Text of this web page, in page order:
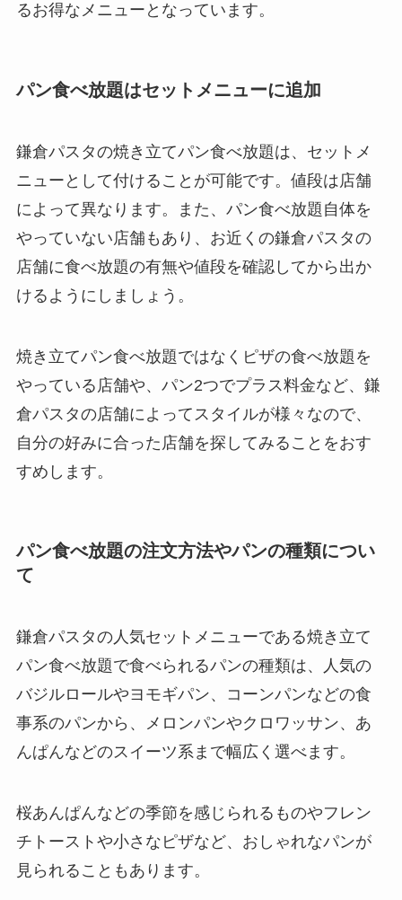
るお得なメニューとなっています。
パン食べ放題はセットメニューに追加
鎌倉パスタの焼き立てパン食べ放題は、セットメ
ニューとして付けることが可能です。値段は店舗
によって異なります。また、パン食べ放題自体を
やっていない店舗もあり、お近くの鎌倉パスタの
店舗に食べ放題の有無や値段を確認してから出か
けるようにしましょう。
焼き立てパン食べ放題ではなくピザの食べ放題を
やっている店舗や、パン2つでプラス料金など、鎌
倉パスタの店舗によってスタイルが様々なので、
自分の好みに合った店舗を探してみることをおす
すめします。
パン食べ放題の注文方法やパンの種類につい
て
鎌倉パスタの人気セットメニューである焼き立て
パン食べ放題で食べられるパンの種類は、人気の
バジルロールやヨモギパン、コーンパンなどの食
事系のパンから、メロンパンやクロワッサン、あ
んぱんなどのスイーツ系まで幅広く選べます。
桜あんぱんなどの季節を感じられるものやフレン
チトーストや小さなピザなど、おしゃれなパンが
見られることもあります。